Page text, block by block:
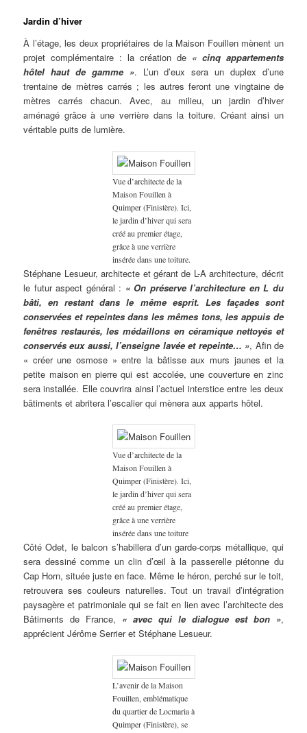
Jardin d’hiver
À l’étage, les deux propriétaires de la Maison Fouillen mènent un
projet complémentaire : la création de « cinq appartements
hôtel haut de gamme ». L’un d’eux sera un duplex d’une
trentaine de mètres carrés ; les autres feront une vingtaine de
mètres carrés chacun. Avec, au milieu, un jardin d’hiver
aménagé grâce à une verrière dans la toiture. Créant ainsi un
véritable puits de lumière.
Vue d’architecte de la
Maison Fouillen à
Quimper (Finistère). Ici,
le jardin d’hiver qui sera
créé au premier étage,
grâce à une verrière
insérée dans une toiture.
Stéphane Lesueur, architecte et gérant de L-A architecture, décrit
le futur aspect général : « On préserve l’architecture en L du
bâti, en restant dans le même esprit. Les façades sont
conservées et repeintes dans les mêmes tons, les appuis de
fenêtres restaurés, les médaillons en céramique nettoyés et
conservés eux aussi, l’enseigne lavée et repeinte… », Afin de
« créer une osmose » entre la bâtisse aux murs jaunes et la
petite maison en pierre qui est accolée, une couverture en zinc
sera installée. Elle couvrira ainsi l’actuel interstice entre les deux
bâtiments et abritera l’escalier qui mènera aux apparts hôtel.
Vue d’architecte de la
Maison Fouillen à
Quimper (Finistère). Ici,
le jardin d’hiver qui sera
créé au premier étage,
grâce à une verrière
insérée dans une toiture
Côté Odet, le balcon s’habillera d’un garde-corps métallique, qui
sera dessiné comme un clin d’œil à la passerelle piétonne du
Cap Horn, située juste en face. Même le héron, perché sur le toit,
retrouvera ses couleurs naturelles. Tout un travail d’intégration
paysagère et patrimoniale qui se fait en lien avec l’architecte des
Bâtiments de France, « avec qui le dialogue est bon »,
apprécient Jérôme Serrier et Stéphane Lesueur.
L’avenir de la Maison
Fouillen, emblématique
du quartier de Locmaria à
Quimper (Finistère), se